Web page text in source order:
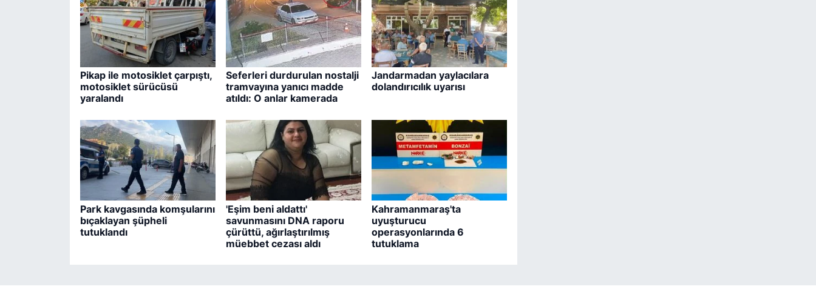
Pikap ile motosiklet çarpıştı,
motosiklet sürücüsü
yaralandı
Seferleri durdurulan nostalji
tramvayına yanıcı madde
atıldı: O anlar kamerada
Jandarmadan yaylacılara
dolandırıcılık uyarısı
Park kavgasında komşularını
bıçaklayan şüpheli
tutuklandı
'Eşim beni aldattı'
savunmasını DNA raporu
çürüttü, ağırlaştırılmış
müebbet cezası aldı
Kahramanmaraş'ta
uyuşturucu
operasyonlarında 6
tutuklama